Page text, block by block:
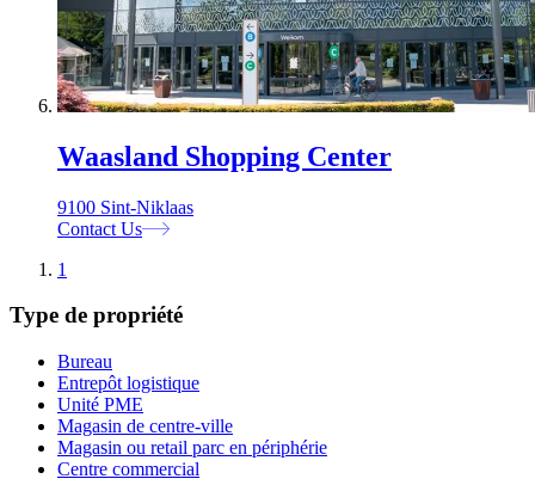
Waasland Shopping Center
9100 Sint-Niklaas
Contact Us
1
Type de propriété
Bureau
Entrepôt logistique
Unité PME
Magasin de centre-ville
Magasin ou retail parc en périphérie
Centre commercial